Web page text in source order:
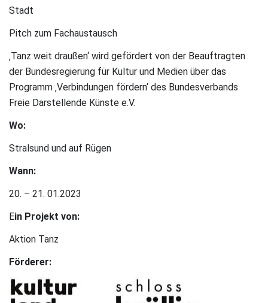
Stadt
Pitch zum Fachaustausch
‚Tanz weit draußen‘ wird gefördert von der Beauftragten
der Bundesregierung für Kultur und Medien über das
Programm ‚Verbindungen fördern‘ des Bundesverbands
Freie Darstellende Künste e.V.
Wo:
Stralsund und auf Rügen
Wann:
20. – 21. 01.2023
Ein Projekt von:
Aktion Tanz
Förderer: